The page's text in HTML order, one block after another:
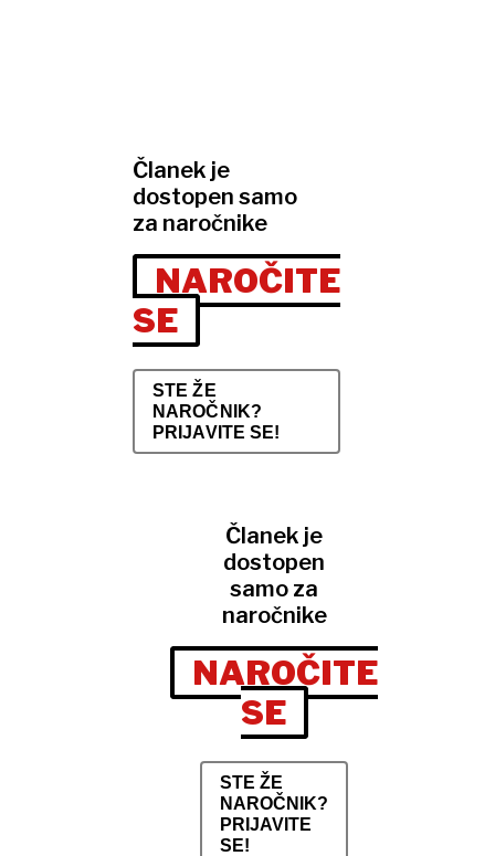
Članek je
dostopen samo
za naročnike
NAROČITE
SE
STE ŽE
NAROČNIK?
PRIJAVITE SE!
Članek je
dostopen
samo za
naročnike
NAROČITE
SE
STE ŽE
NAROČNIK?
PRIJAVITE
SE!